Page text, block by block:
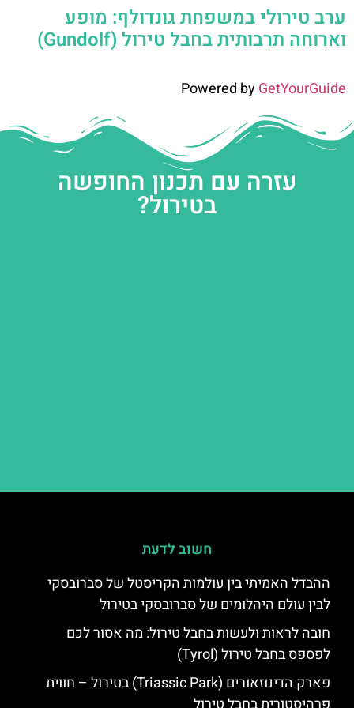
ערב טירולי במשפחת גונדולף: מופע
וארוחה תרבותית בחבל טירול (Gundolf)
Powered byGetYourGuide
עזרה עם תכנון החופשה
בטירול?
חשוב לדעת
ההבדל האמיתי בין עולמות הקריסטל של סברובסקי
לבין עולם היהלומים של סברובסקי בטירול
חובה לראות ולעשות בחבל טירול: מה אסור לכם
לפספס בחבל טירול (Tyrol)
פארק הדינוזאורים (Triassic Park) בטירול – חווית